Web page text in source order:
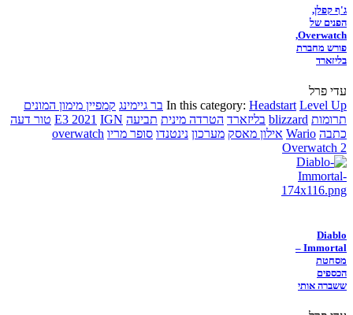
ג'ף קפלן,
הפנים של
Overwatch,
פורש מחברת
בליזארד
עדי פרל
In this category: Headstart Level Up בר גיימינג קמפיין מימון המונים
תרומות blizzard בליזארד הטרדה מינית תביעה E3 2021 IGN
טור דעה
כתבה Wario אילון מאסק מערכון נינטנדו סופר מריו overwatch
Overwatch 2
Diablo
Immortal –
מסחטת
הכספים
ששברה אותי